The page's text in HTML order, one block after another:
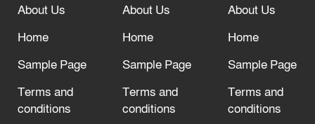
দরজা খোলা রেখেছেন
About Us
Home
Sample Page
Terms and
conditions
About Us
Home
Sample Page
Terms and
conditions
About Us
Home
Sample Page
Terms and
conditions